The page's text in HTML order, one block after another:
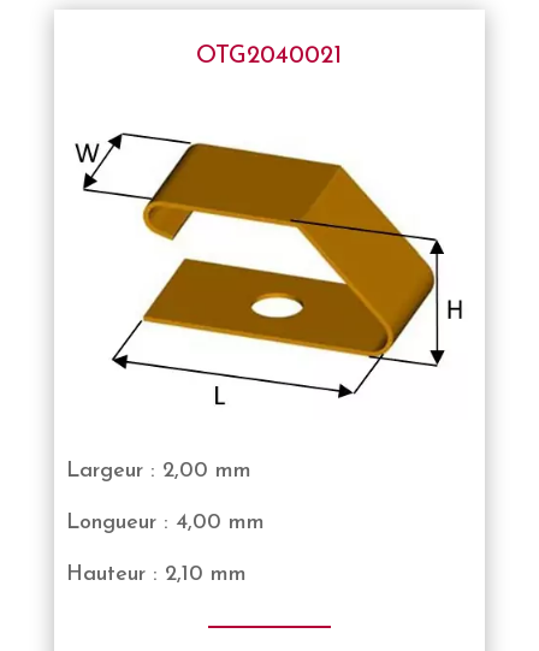
OTG2040021
Largeur : 2,00 mm
Longueur : 4,00 mm
Hauteur : 2,10 mm